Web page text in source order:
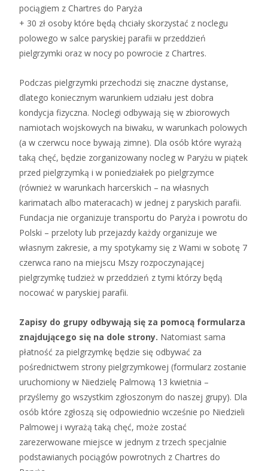
pociągiem z Chartres do Paryża
+ 30 zł osoby które będą chciały skorzystać z noclegu
polowego w salce paryskiej parafii w przeddzień
pielgrzymki oraz w nocy po powrocie z Chartres.
Podczas pielgrzymki przechodzi się znaczne dystanse,
dlatego koniecznym warunkiem udziału jest dobra
kondycja fizyczna. Noclegi odbywają się w zbiorowych
namiotach wojskowych na biwaku, w warunkach polowych
(a w czerwcu noce bywają zimne). Dla osób które wyrażą
taką chęć, będzie zorganizowany nocleg w Paryżu w piątek
przed pielgrzymką i w poniedziałek po pielgrzymce
(również w warunkach harcerskich – na własnych
karimatach albo materacach) w jednej z paryskich parafii.
Fundacja nie organizuje transportu do Paryża i powrotu do
Polski – przeloty lub przejazdy każdy organizuje we
własnym zakresie, a my spotykamy się z Wami w sobotę 7
czerwca rano na miejscu Mszy rozpoczynającej
pielgrzymkę tudzież w przeddzień z tymi którzy będą
nocować w paryskiej parafii.
Zapisy do grupy odbywają się za pomocą formularza
znajdującego się na dole strony. Natomiast sama
płatność za pielgrzymkę będzie się odbywać za
pośrednictwem strony pielgrzymkowej (formularz zostanie
uruchomiony w Niedzielę Palmową 13 kwietnia –
przyślemy go wszystkim zgłoszonym do naszej grupy). Dla
osób które zgłoszą się odpowiednio wcześnie po Niedzieli
Palmowej i wyrażą taką chęć, może zostać
zarezerwowane miejsce w jednym z trzech specjalnie
podstawianych pociągów powrotnych z Chartres do